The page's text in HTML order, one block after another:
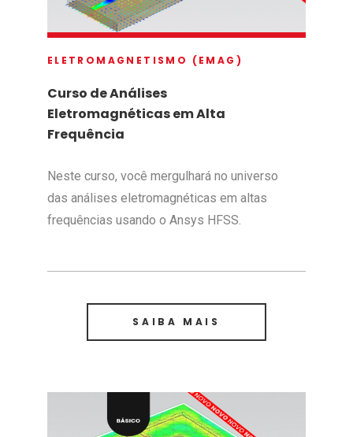
ELETROMAGNETISMO (EMAG)
Curso de Análises
Eletromagnéticas em Alta
Frequência
Neste curso, você mergulhará no universo
das análises eletromagnéticas em altas
frequências usando o Ansys HFSS.
SAIBA MAIS